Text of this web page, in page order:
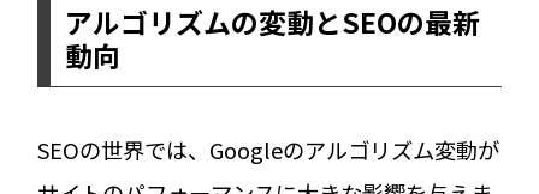
アルゴリズムの変動とSEOの最新
動向
SEOの世界では、Googleのアルゴリズム変動が